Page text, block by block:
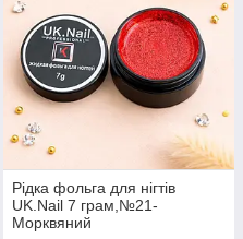
Рідка фольга для нігтів
UK.Nail 7 грам,№21-
Морквяний